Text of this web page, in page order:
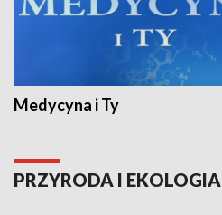
Medycyna i Ty
PRZYRODA I EKOLOGIA